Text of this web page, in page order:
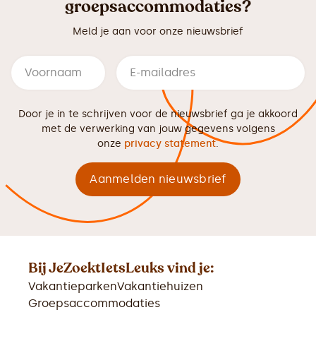
groepsaccommodaties?
Meld je aan voor onze nieuwsbrief
Door je in te schrijven voor de nieuwsbrief ga je akkoord
met de verwerking van jouw gegevens volgens
onze privacy statement.
Bij JeZoektIetsLeuks vind je:
VakantieparkenVakantiehuizen
Groepsaccommodaties